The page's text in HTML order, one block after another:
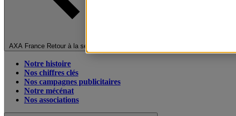
AXA France Retour à la section précédente
Notre histoire
Nos chiffres clés
Nos campagnes publicitaires
Notre mécénat
Nos associations